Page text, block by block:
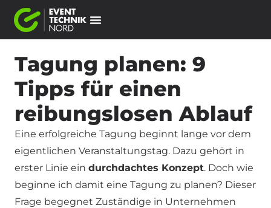
Tagung planen: 9
Tipps für einen
reibungslosen Ablauf
Eine erfolgreiche Tagung beginnt lange vor dem
eigentlichen Veranstaltungstag. Dazu gehört in
erster Linie ein durchdachtes Konzept. Doch wie
beginne ich damit eine Tagung zu planen? Dieser
Frage begegnet Zuständige in Unternehmen